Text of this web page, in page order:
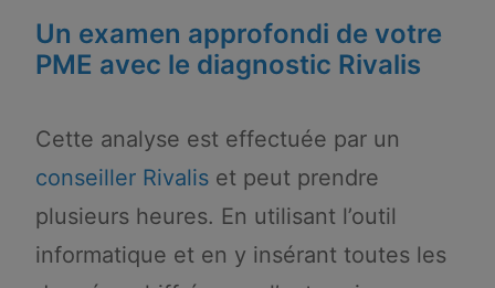
Un examen approfondi de votre
PME avec le diagnostic Rivalis
Cette analyse est effectuée par un
conseiller Rivalis et peut prendre
plusieurs heures. En utilisant l’outil
informatique et en y insérant toutes les